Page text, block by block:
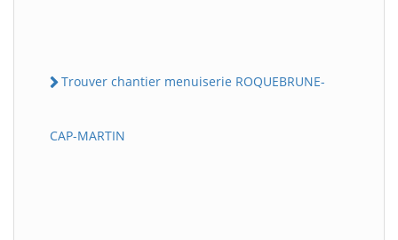
Trouver chantier menuiserie ROQUEBRUNE-
CAP-MARTIN